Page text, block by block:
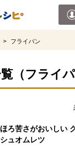
> フライパン
（フライ
ほろ苦さがおいしい
シュオムレツ